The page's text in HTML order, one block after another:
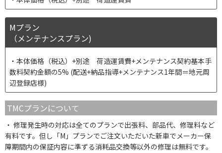
Mプラン
（メンテナンスプラン)
本体価格（税込）+別途 荷造運賃費+メンテナンス契約基本手
数料契約金額の5% (配送+納品指導+メンテナンス1年間＝地元周
辺登録店様)
TMCプランについて
修理発生時の対応は全てのプランで出張料、部品代、修理料など
有料です。但し「M」プランでご注文いただいた新車でメーカー保
障期間内の保証内容に準ずる消耗品交換等以外の修理は無料です。